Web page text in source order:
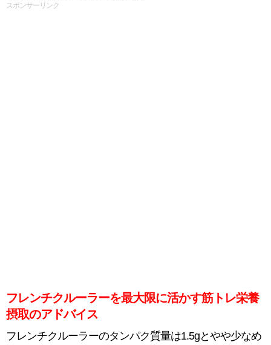
スポンサーリンク
フレンチクルーラーを最大限に活かす筋トレ栄養
摂取のアドバイス
フレンチクルーラーのタンパク質量は1.5gとやや少なめ